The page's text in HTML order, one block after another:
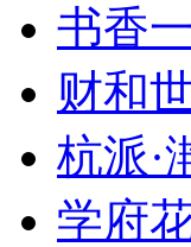
书香
财和
杭派·
学府